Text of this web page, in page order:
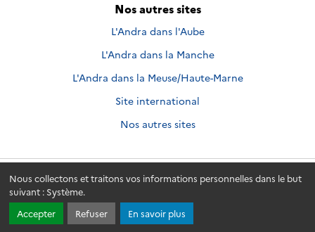
Nous collectons et traitons vos informations personnelles dans le but
suivant : Système.
Accepter
Refuser En savoir plus
Nos autres sites
L'Andra dans l'Aube
L'Andra dans la Manche
L'Andra dans la Meuse/Haute-Marne
Site international
Nos autres sites
Andra.fr © 2026 - Andra. Tous droits réservés.